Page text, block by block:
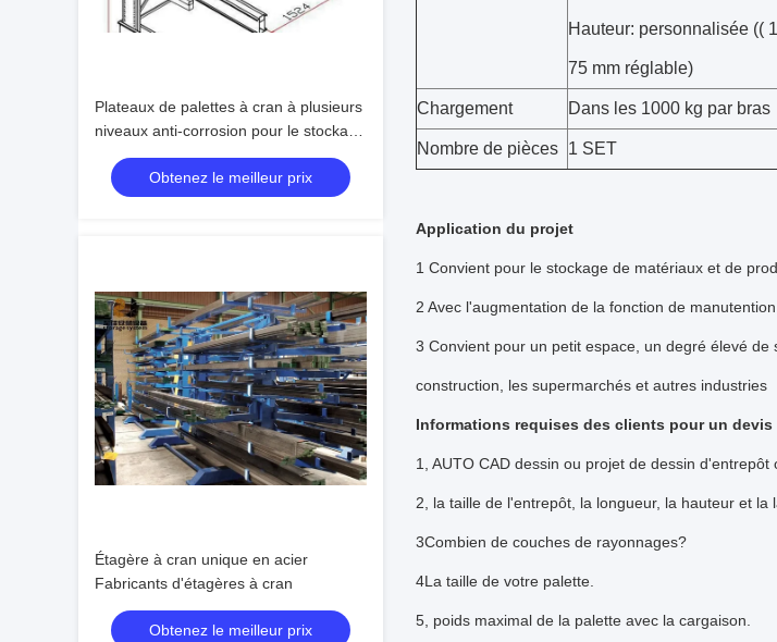
Plateaux de palettes à cran à plusieurs
niveaux anti-corrosion pour le stockage
des tuyaux
Obtenez le meilleur prix
Étagère à cran unique en acier
Fabricants d'étagères à cran
Obtenez le meilleur prix
Hauteur: personnalisée ((
75 mm réglable)
Chargement Dans les 1000 kg par bras
Nombre de pièces 1 SET
Application du projet
1 Convient pour le stockage de matériaux et de
2 Avec l'augmentation de la fonction de
3 Convient pour un petit espace, un degré élevé
construction, les supermarchés et autres industries
Informations requises des clients pour un devis
1, AUTO CAD dessin ou projet de dessin d'entrepôt
2, la taille de l'entrepôt, la longueur, la hauteur et la
3Combien de couches de rayonnages?
4La taille de votre palette.
5, poids maximal de la palette avec la cargaison.